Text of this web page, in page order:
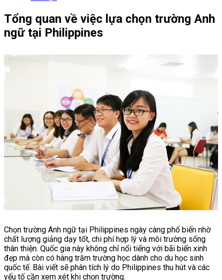
Tổng quan về việc lựa chọn trường Anh
ngữ tại Philippines
Chọn trường Anh ngữ tại Philippines ngày càng phổ biến nhờ
chất lượng giảng dạy tốt, chi phí hợp lý và môi trường sống
thân thiện. Quốc gia này không chỉ nổi tiếng với bãi biển xinh
đẹp mà còn có hàng trăm trường học dành cho du học sinh
quốc tế. Bài viết sẽ phân tích lý do Philippines thu hút và các
yếu tố cần xem xét khi chọn trường.